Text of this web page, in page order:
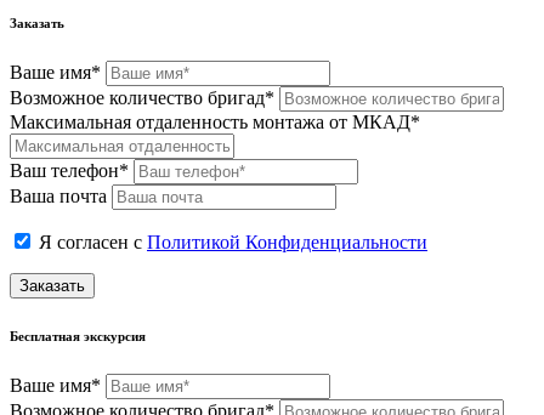
Заказать
Ваше имя*
Возможное количество бригад*
Максимальная отдаленность монтажа от МКАД*
Ваш телефон*
Ваша почта
Я согласен с Политикой Конфиденциальности
Заказать
Бесплатная экскурсия
Ваше имя*
Возможное количество бригад*